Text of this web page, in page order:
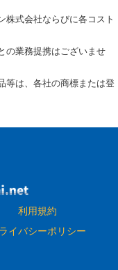
株式会社ならびに各コスト
の業務提携はございませ
等は、各社の商標または登
利用規約
イバシーポリシー